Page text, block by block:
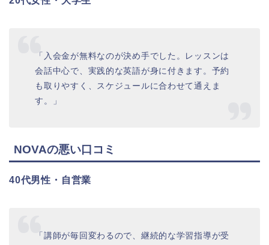
「入会金が無料なのが決め手でした。レッスンは
会話中心で、実践的な英語が身に付きます。予約
も取りやすく、スケジュールに合わせて通えま
す。」
NOVAの悪い口コミ
40代男性・自営業
「講師が毎回変わるので、継続的な学習指導が受